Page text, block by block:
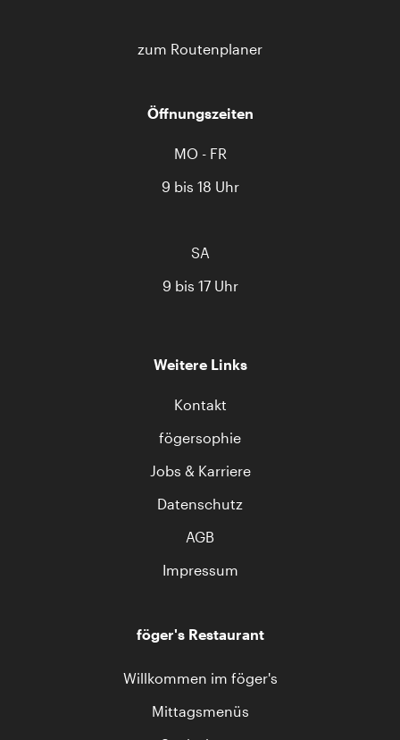
zum Routenplaner
Öffnungszeiten
MO - FR
9 bis 18 Uhr
SA
9 bis 17 Uhr
Weitere Links
Kontakt
fögersophie
Jobs & Karriere
Datenschutz
AGB
Impressum
föger's Restaurant
Willkommen im föger's
Mittagsmenüs